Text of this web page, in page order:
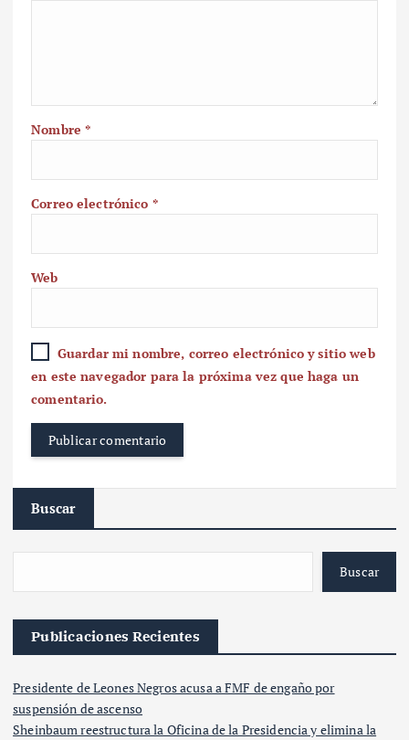
Nombre*
Correo electrónico *
Web
Guardar mi nombre, correo electrónico y sitio web
en este navegador para la próxima vez que haga un
comentario.
Buscar
Buscar
Publicaciones Recientes
Presidente de Leones Negros acusa a FMF de engaño por
suspensión de ascenso
Sheinbaum reestructura la Oficina de la Presidencia y elimina la